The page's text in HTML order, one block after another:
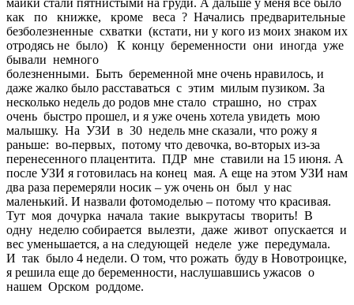
как по книжке, кроме веса ? Начались предварительные
безболезненные схватки (кстати, ни у кого из моих знаком их
отродясь не было) К концу беременности они иногда уже
бывали немного
болезненными. Быть беременной мне очень нравилось, и
даже жалко было расставаться с этим милым пузиком. За
несколько недель до родов мне стало страшно, но страх
очень быстро прошел, и я уже очень хотела увидеть мою
малышку. На УЗИ в 30 недель мне сказали, что рожу я
раньше: во-первых, потому что девочка, во-вторых из-за
перенесенного плацентита. ПДР мне ставили на 15 июня. А
после УЗИ я готовилась на конец мая. А еще на этом УЗИ нам
два раза перемеряли носик – уж очень он был у нас
маленький. И назвали фотомоделью – потому что красивая.
Тут моя дочурка начала такие выкрутасы творить! В
одну неделю собирается вылезти, даже живот опускается и
вес уменьшается, а на следующей неделе уже передумала.
И так было 4 недели. О том, что рожать буду в Новотроицке,
я решила еще до беременности, наслушавшись ужасов о
нашем Орском роддоме.